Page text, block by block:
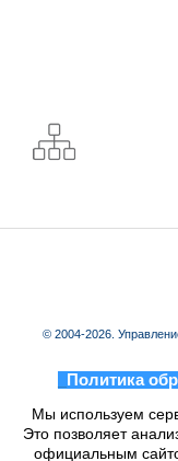
© 2004-2026.
Политика
Мы используем
Это позволяет
официальным